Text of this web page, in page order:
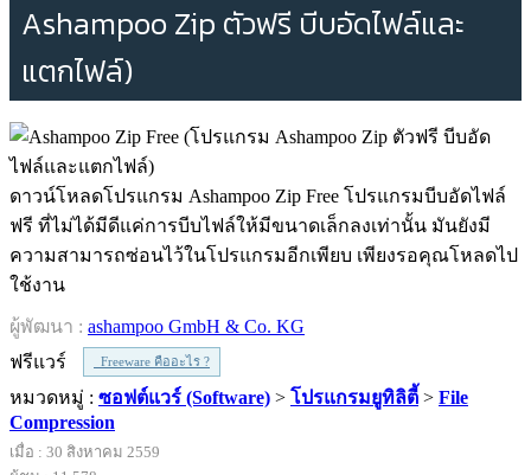
Ashampoo Zip ตัวฟรี บีบอัดไฟล์และ
แตกไฟล์)
ดาวน์โหลดโปรแกรม Ashampoo Zip Free โปรแกรมบีบอัดไฟล์
ฟรี ที่ไม่ได้มีดีแค่การบีบไฟล์ให้มีขนาดเล็กลงเท่านั้น มันยังมี
ความสามารถซ่อนไว้ในโปรแกรมอีกเพียบ เพียงรอคุณโหลดไป
ใช้งาน
ผู้พัฒนา : ashampoo GmbH & Co. KG
ฟรีแวร์
Freeware คืออะไร ?
หมวดหมู่ : ซอฟต์แวร์ (Software) > โปรแกรมยูทิลิตี้ > File
Compression
เมื่อ : 30 สิงหาคม 2559